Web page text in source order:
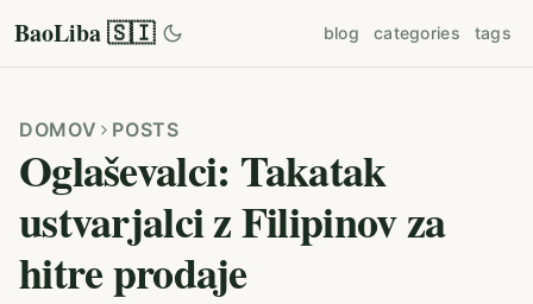
BaoLiba 🇸🇮 blog categories tags
DOMOV POSTS
Oglaševalci: Takatak
ustvarjalci z Filipinov za
hitre prodaje